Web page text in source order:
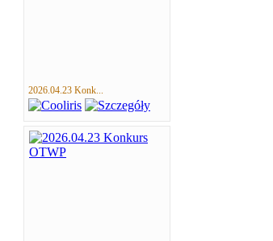
2026.04.23 Konk...